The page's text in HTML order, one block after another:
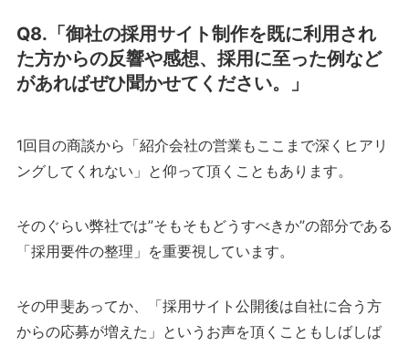
Q8.「御社の採用サイト制作を既に利用され
た方からの反響や感想、採用に至った例など
があればぜひ聞かせてください。」
1回目の商談から「紹介会社の営業もここまで深くヒアリ
ングしてくれない」と仰って頂くこともあります。
そのぐらい弊社では”そもそもどうすべきか”の部分である
「採用要件の整理」を重要視しています。
その甲斐あってか、「採用サイト公開後は自社に合う方
からの応募が増えた」というお声を頂くこともしばしば